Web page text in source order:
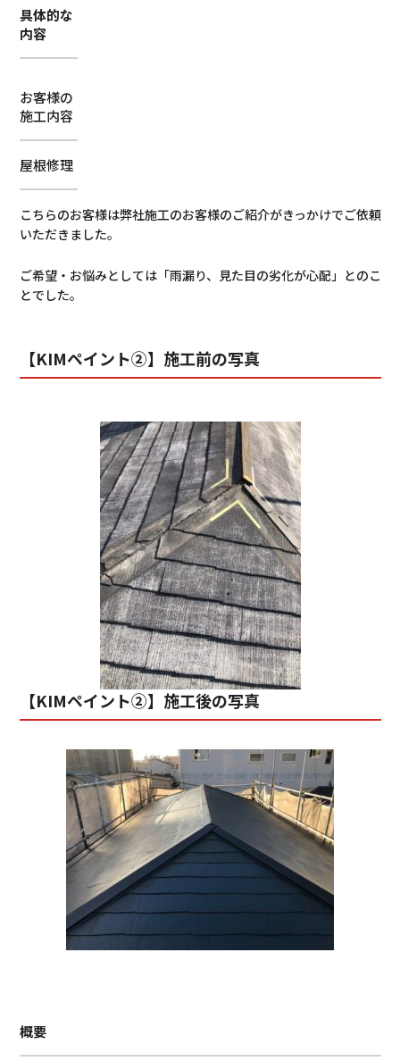
具体的な
内容
お客様の
施工内容
屋根修理
こちらのお客様は弊社施工のお客様のご紹介がきっかけでご依頼
いただきました。
ご希望・お悩みとしては「雨漏り、見た目の劣化が心配」とのこ
とでした。
【KIMペイント②】施工前の写真
【KIMペイント②】施工後の写真
概要